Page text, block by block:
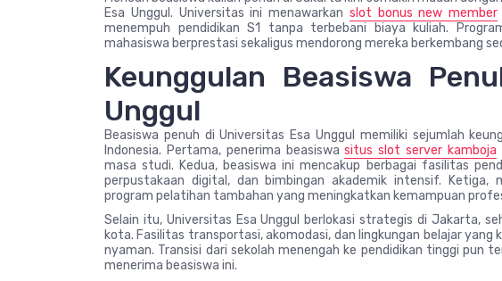
Esa Unggul. Universitas ini menawarkan slot bonus new member
menempuh pendidikan S1 tanpa terbebani biaya kuliah.
mahasiswa berprestasi sekaligus mendorong mereka berkembang
Keunggulan Beasiswa
Unggul
Beasiswa penuh di Universitas Esa Unggul memiliki sejumlah
Indonesia. Pertama, penerima beasiswasitus slot server kamboja
masa studi. Kedua, beasiswa ini mencakup berbagai fasilitas
perpustakaan digital, dan bimbingan akademik intensif. Ketiga,
program pelatihan tambahan yang meningkatkan kemampuan
Selain itu, Universitas Esa Unggul berlokasi strategis di Jakarta,
kota. Fasilitas transportasi, akomodasi, dan lingkungan belajar yang
nyaman. Transisi dari sekolah menengah ke pendidikan tinggi pun
menerima beasiswa ini.